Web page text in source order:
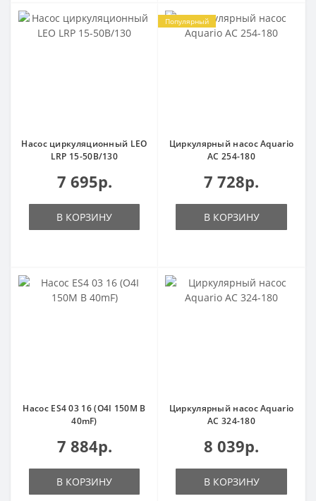
Насос циркуляционный LEO
LRP 15-50B/130
7 695р.
В КОРЗИНУ
Популярный
Циркулярный насос Aquario
AC 254-180
7 728р.
В КОРЗИНУ
Насос ES4 03 16 (O4I 150M B
40mF)
7 884р.
В КОРЗИНУ
Циркулярный насос Aquario
AC 324-180
8 039р.
В КОРЗИНУ